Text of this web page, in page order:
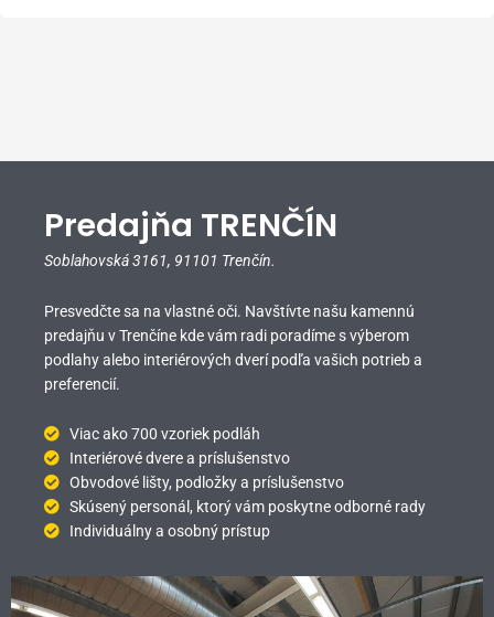
Predajňa TRENČÍN
Soblahovská 3161, 91101 Trenčín.
Presvedčte sa na vlastné oči. Navštívte našu kamennú
predajňu v Trenčíne kde vám radi poradíme s výberom
podlahy alebo interiérových dverí podľa vašich potrieb a
preferencií.
Viac ako 700 vzoriek podláh
Interiérové dvere a príslušenstvo
Obvodové lišty, podložky a príslušenstvo
Skúsený personál, ktorý vám poskytne odborné rady
Individuálny a osobný prístup